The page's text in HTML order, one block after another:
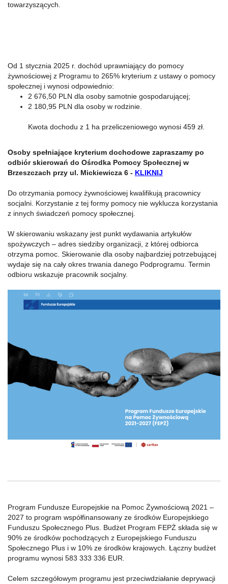
towarzyszących.
Od 1 stycznia 2025 r. dochód uprawniający do pomocy
żywnościowej z Programu to 265% kryterium z ustawy o pomocy
społecznej i wynosi odpowiednio:
2 676,50 PLN dla osoby samotnie gospodarującej;
2 180,95 PLN dla osoby w rodzinie.
Kwota dochodu z 1 ha przeliczeniowego wynosi 459 zł.
Osoby spełniające kryterium dochodowe zapraszamy po
odbiór skierowań do Ośrodka Pomocy Społecznej w
Brzeszczach przy ul. Mickiewicza 6 - KLIKNIJ
Do otrzymania pomocy żywnościowej kwalifikują pracownicy
socjalni. Korzystanie z tej formy pomocy nie wyklucza korzystania
z innych świadczeń pomocy społecznej.
W skierowaniu wskazany jest punkt wydawania artykułów
spożywczych – adres siedziby organizacji, z której odbiorca
otrzyma pomoc. Skierowanie dla osoby najbardziej potrzebującej
wydaje się na cały okres trwania danego Podprogramu. Termin
odbioru wskazuje pracownik socjalny.
Program Fundusze Europejskie na Pomoc Żywnościową 2021 –
2027 to program współfinansowany ze środków Europejskiego
Funduszu Społecznego Plus. Budżet Program FEPŻ składa się w
90% ze środków pochodzących z Europejskiego Funduszu
Społecznego Plus i w 10% ze środków krajowych. Łączny budżet
programu wynosi 583 333 336 EUR.
Celem szczegółowym programu jest przeciwdziałanie deprywacji